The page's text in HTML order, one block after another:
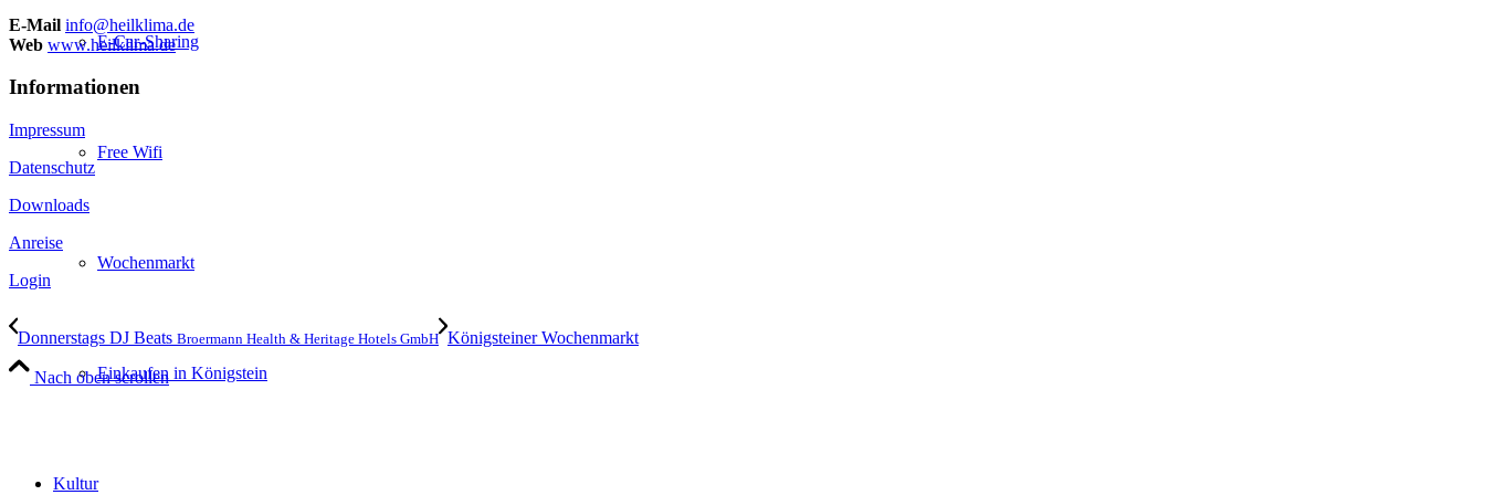
E-Car-Sharing
Free Wifi
Wochenmarkt
Einkaufen in Königstein
Kultur
E-Mail info@heilklima.de
Web www.heilklima.de
Informationen
Impressum
Datenschutz
Downloads
Anreise
Login
Donnerstags DJ Beats Broermann Health & Heritage Hotels GmbH Königsteiner Wochenmarkt
Nach oben scrollen